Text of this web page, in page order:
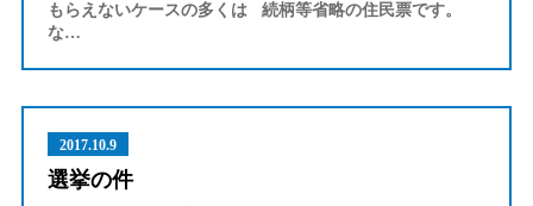
もらえないケースの多くは 続柄等省略の住民票です。
な…
2017.10.9
選挙の件